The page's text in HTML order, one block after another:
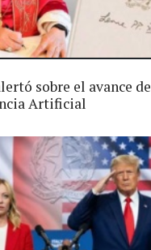
sobre el avance de
Artificial